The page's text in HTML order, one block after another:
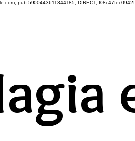
pub-5900443611344185, DIRECT,
DO